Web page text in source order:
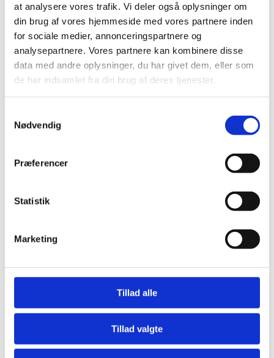
at analysere vores trafik. Vi deler også oplysninger om
din brug af vores hjemmeside med vores partnere inden
for sociale medier, annonceringspartnere og
analysepartnere. Vores partnere kan kombinere disse
data med andre oplysninger, du har givet dem, eller som
de har indsamlet fra din brug af deres tjenester.
Nødvendig
Præferencer
Statistik
Marketing
Tillad alle
Tillad valgte
Udstillingsmøbler
Aiayu
Berg Furniture
Brdr. Krüger
Carl Hansen & Søn
Clic
dk3
Eilersen